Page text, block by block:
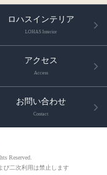
ロハスインテリア
LOHAS Interior
アクセス
Access
お問い合わせ
Contact
Reserved.
び二次利用は禁止します